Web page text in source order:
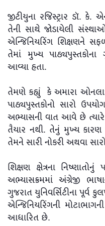
જીટીયુના રજિસ્ટ્રાર ડૉ.
તેની સાથે જોડાયેલી
એન્જિનિયરિંગ શિક્ષણને
તેમાં મુખ્ય પાઠ્યપુસ્તકોના
આવ્યા હતા.
તેમણે કહ્યું કે અમારા
પાઠ્યપુસ્તકોનો સારો
અભ્યાસની વાત આવે છે
તૈયાર નથી. તેનું મુખ્ય
તેમને સારી નોકરી અથવા
શિક્ષણ ક્ષેત્રના
અભ્યાસક્રમમાં અંગ્રેજી
ગુજરાત યુનિવર્સિટીના
એન્જિનિયરિંગની
આધારિત છે.